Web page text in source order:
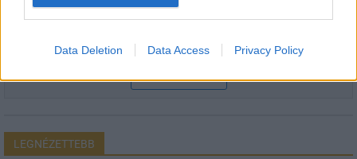
Data Deletion Data Access Privacy Policy
szabályzatot!
LEGNÉZETTEBB